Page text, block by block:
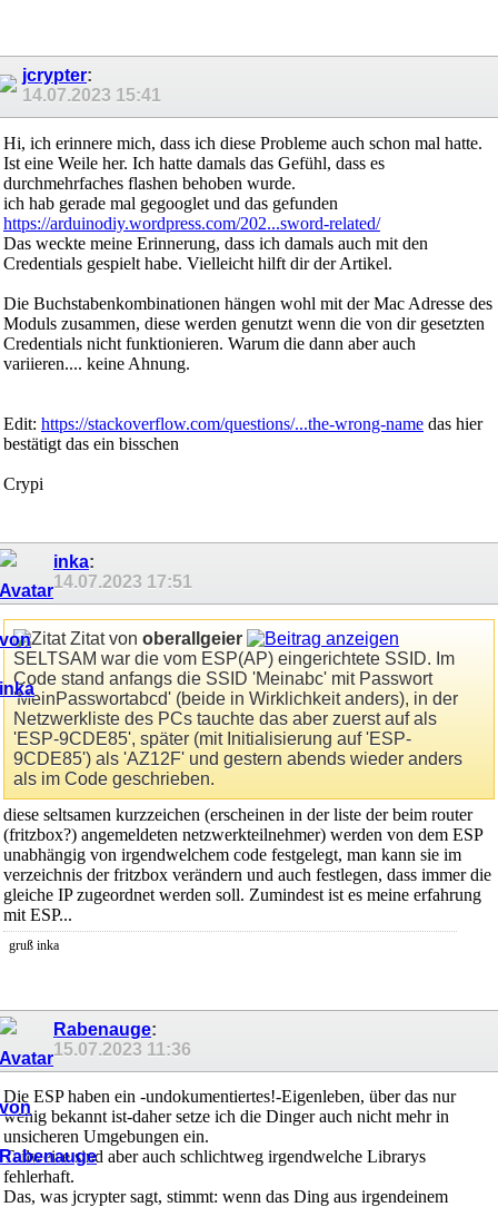
jcrypter:
14.07.2023 15:41
Hi, ich erinnere mich, dass ich diese Probleme auch schon mal hatte.
Ist eine Weile her. Ich hatte damals das Gefühl, dass es
durchmehrfaches flashen behoben wurde.
ich hab gerade mal gegooglet und das gefunden
https://arduinodiy.wordpress.com/202...sword-related/
Das weckte meine Erinnerung, dass ich damals auch mit den
Credentials gespielt habe. Vielleicht hilft dir der Artikel.
Die Buchstabenkombinationen hängen wohl mit der Mac Adresse des
Moduls zusammen, diese werden genutzt wenn die von dir gesetzten
Credentials nicht funktionieren. Warum die dann aber auch
variieren.... keine Ahnung.
Edit: https://stackoverflow.com/questions/...the-wrong-name das hier
bestätigt das ein bisschen
Crypi
inka:
14.07.2023 17:51
Zitat von oberallgeier
SELTSAM war die vom ESP(AP) eingerichtete SSID. Im
Code stand anfangs die SSID 'Meinabc' mit Passwort
'MeinPasswortabcd' (beide in Wirklichkeit anders), in der
Netzwerkliste des PCs tauchte das aber zuerst auf als
'ESP-9CDE85', später (mit Initialisierung auf 'ESP-
9CDE85') als 'AZ12F' und gestern abends wieder anders
als im Code geschrieben.
diese seltsamen kurzzeichen (erscheinen in der liste der beim router
(fritzbox?) angemeldeten netzwerkteilnehmer) werden von dem ESP
unabhängig von irgendwelchem code festgelegt, man kann sie im
verzeichnis der fritzbox verändern und auch festlegen, dass immer die
gleiche IP zugeordnet werden soll. Zumindest ist es meine erfahrung
mit ESP...
gruß inka
Rabenauge:
15.07.2023 11:36
Die ESP haben ein -undokumentiertes!-Eigenleben, über das nur
wenig bekannt ist-daher setze ich die Dinger auch nicht mehr in
unsicheren Umgebungen ein.
Teilweise sind aber auch schlichtweg irgendwelche Librarys
fehlerhaft.
Das, was jcrypter sagt, stimmt: wenn das Ding aus irgendeinem